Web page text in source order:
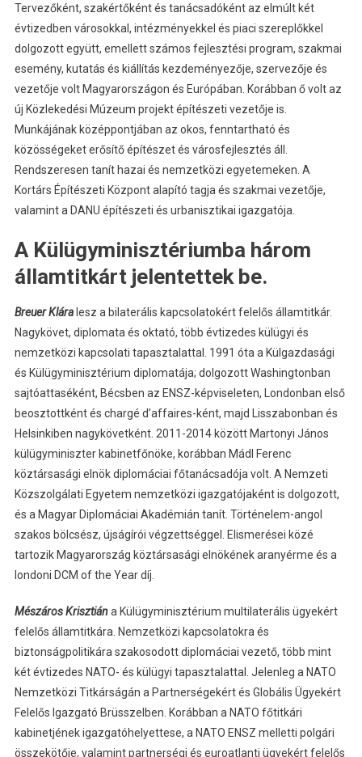
Tervezőként, szakértőként és tanácsadóként az elmúlt két
évtizedben városokkal, intézményekkel és piaci szereplőkkel
dolgozott együtt, emellett számos fejlesztési program, szakmai
esemény, kutatás és kiállítás kezdeményezője, szervezője és
vezetője volt Magyarországon és Európában. Korábban ő volt az
új Közlekedési Múzeum projekt építészeti vezetője is.
Munkájának középpontjában az okos, fenntartható és
közösségeket erősítő építészet és városfejlesztés áll.
Rendszeresen tanít hazai és nemzetközi egyetemeken. A
Kortárs Építészeti Központ alapító tagja és szakmai vezetője,
valamint a DANU építészeti és urbanisztikai igazgatója.
A Külügyminisztériumba három
államtitkárt jelentettek be.
Breuer Klára lesz a bilaterális kapcsolatokért felelős államtitkár.
Nagykövet, diplomata és oktató, több évtizedes külügyi és
nemzetközi kapcsolati tapasztalattal. 1991 óta a Külgazdasági
és Külügyminisztérium diplomatája; dolgozott Washingtonban
sajtóattaséként, Bécsben az ENSZ-képviseleten, Londonban első
beosztottként és chargé d’affaires-ként, majd Lisszabonban és
Helsinkiben nagykövetként. 2011-2014 között Martonyi János
külügyminiszter kabinetfőnöke, korábban Mádl Ferenc
köztársasági elnök diplomáciai főtanácsadója volt. A Nemzeti
Közszolgálati Egyetem nemzetközi igazgatójaként is dolgozott,
és a Magyar Diplomáciai Akadémián tanít. Történelem-angol
szakos bölcsész, újságírói végzettséggel. Elismerései közé
tartozik Magyarország köztársasági elnökének aranyérme és a
londoni DCM of the Year díj.
Mészáros Krisztiána Külügyminisztérium multilaterális ügyekért
felelős államtitkára. Nemzetközi kapcsolatokra és
biztonságpolitikára szakosodott diplomáciai vezető, több mint
két évtizedes NATO- és külügyi tapasztalattal. Jelenleg a NATO
Nemzetközi Titkárságán a Partnerségekért és Globális Ügyekért
Felelős Igazgató Brüsszelben. Korábban a NATO főtitkári
kabinetjének igazgatóhelyettese, a NATO ENSZ melletti polgári
összekötője, valamint partnerségi és euroatlanti ügyekért felelős